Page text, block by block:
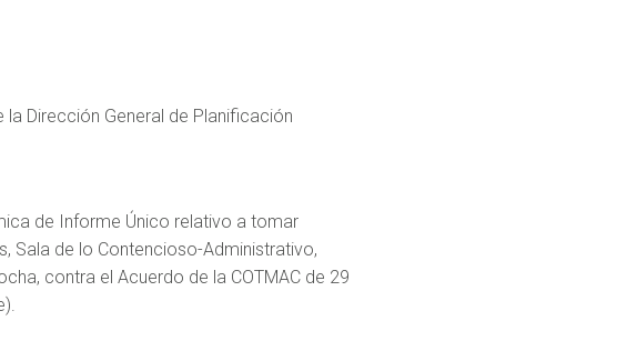
Dirección General de Planificación
de Informe Único relativo a tomar
Sala de lo Contencioso-Administrativo,
contra el Acuerdo de la COTMAC de 29